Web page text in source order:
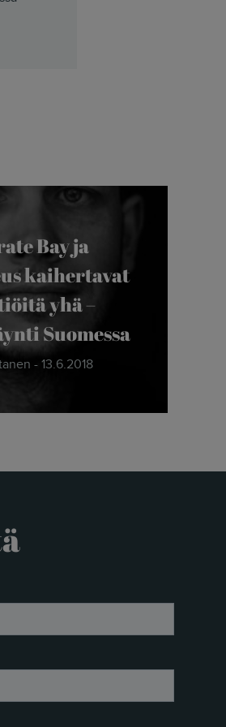
Bay ja
kaihertavat
yhä –
Suomessa
- 13.6.2018